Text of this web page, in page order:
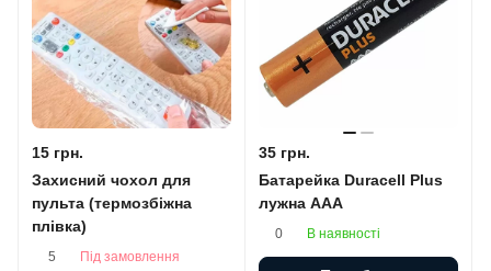
15 грн.
Захисний чохол для
пульта (термозбіжна
плівка)
5 Під замовлення
35 грн.
Батарейка Duracell Plus
лужна AАA
0 В наявності